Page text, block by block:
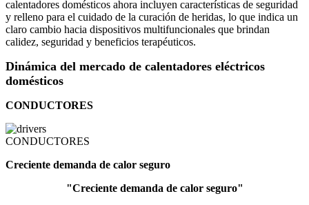
calentadores domésticos ahora incluyen características de seguridad
y relleno para el cuidado de la curación de heridas, lo que indica un
claro cambio hacia dispositivos multifuncionales que brindan
calidez, seguridad y beneficios terapéuticos.
Dinámica del mercado de calentadores eléctricos
domésticos
CONDUCTORES
CONDUCTORES
Creciente demanda de calor seguro
"Creciente demanda de calor seguro"